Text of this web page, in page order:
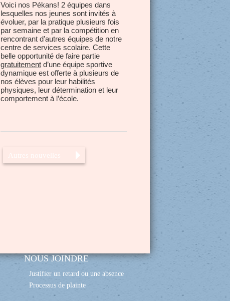
Voici nos Pékans! 2 équipes dans
lesquelles nos jeunes sont invités à
évoluer, par la pratique plusieurs fois
par semaine et par la compétition en
rencontrant d’autres équipes de notre
centre de services scolaire. Cette
belle opportunité de faire partie
gratuitement d’une équipe sportive
dynamique est offerte à plusieurs de
nos élèves pour leur habilités
physiques, leur détermination et leur
comportement à l’école.
Autres nouvelles
NOUS JOINDRE
Justifier un retard ou une absence
Processus de plainte